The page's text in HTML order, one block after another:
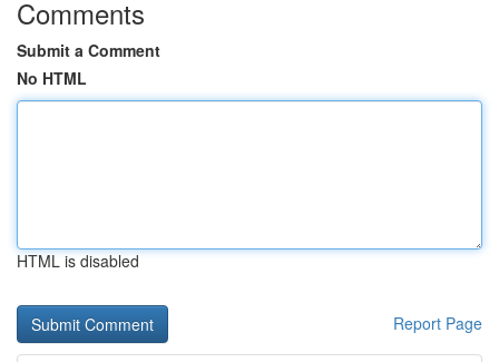
Comments
Submit a Comment
No HTML
HTML is disabled
Report Page